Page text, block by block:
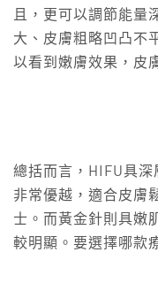
且，更可以調節能量
大、皮膚粗略凹凸不
以看到嫩膚效果，皮
總括而言，HIFU具
非常優越，適合皮膚
士。而黃金針則具嫩
較明顯。要選擇哪款